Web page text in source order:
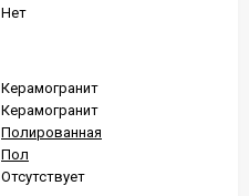
Нет
Керамогранит
Керамогранит
Полированная
Пол
Отсутствует